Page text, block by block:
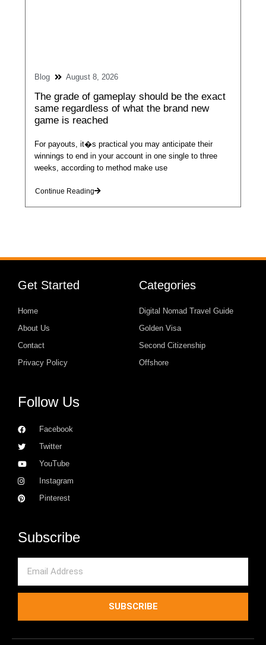
Blog August 8, 2026
The grade of gameplay should be the exact
same regardless of what the brand new
game is reached
For payouts, it�s practical you may anticipate their
winnings to end in your account in one single to three
weeks, according to method make use
Continue Reading
Get Started
Home
About Us
Contact
Privacy Policy
Categories
Digital Nomad Travel Guide
Golden Visa
Second Citizenship
Offshore
Follow Us
Facebook
Twitter
YouTube
Instagram
Pinterest
Subscribe
SUBSCRIBE